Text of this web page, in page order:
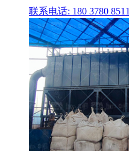
联系电话: 180 3780 8511